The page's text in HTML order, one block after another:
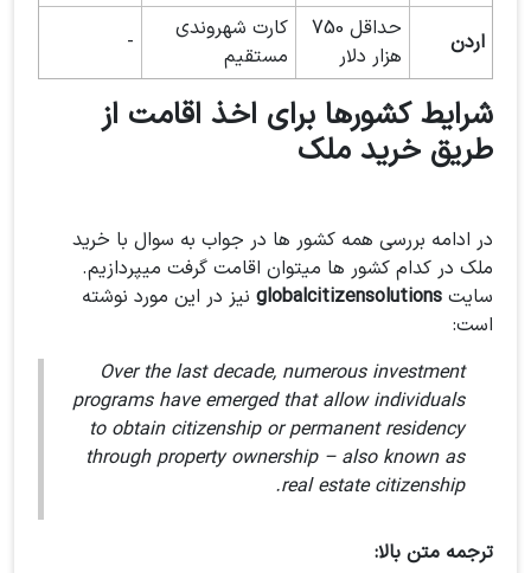
اردن
حداقل 750
هزار دلار
کارت شهروندی
مستقیم
-
شرایط کشورها برای اخذ اقامت از
طریق خرید ملک
در ادامه بررسی همه کشور ها در جواب به سوال با خرید
ملک در کدام کشور ها میتوان اقامت گرفت میپردازیم.
سایت globalcitizensolutions نیز در این مورد نوشته
است:
Over the last decade, numerous investment
programs have emerged that allow individuals
to obtain citizenship or permanent residency
through property ownership – also known as
real estate citizenship.
ترجمه متن بالا: